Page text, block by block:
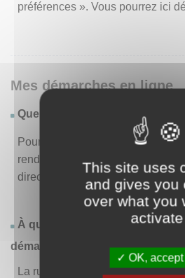
This site uses
and gives you
over what you
activate
OK,
préférences ». Vous pourrez ici
Mes démarches en ligne
Quelles sont les démarches
Pour consulter la liste des
rendez-vous dans le menu «
directement en page d’accueil.
À quoi correspond la rubrique
démarche » ?
La rubrique « Effectuer une